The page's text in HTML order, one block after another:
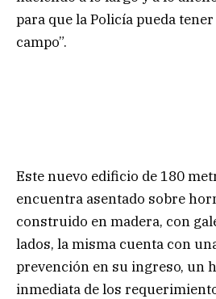
para que la Policía pueda
campo”.
Este nuevo edificio de 180
encuentra asentado sobre
construido en madera, con
lados, la misma cuenta con
prevención en su ingreso, un
inmediata de los